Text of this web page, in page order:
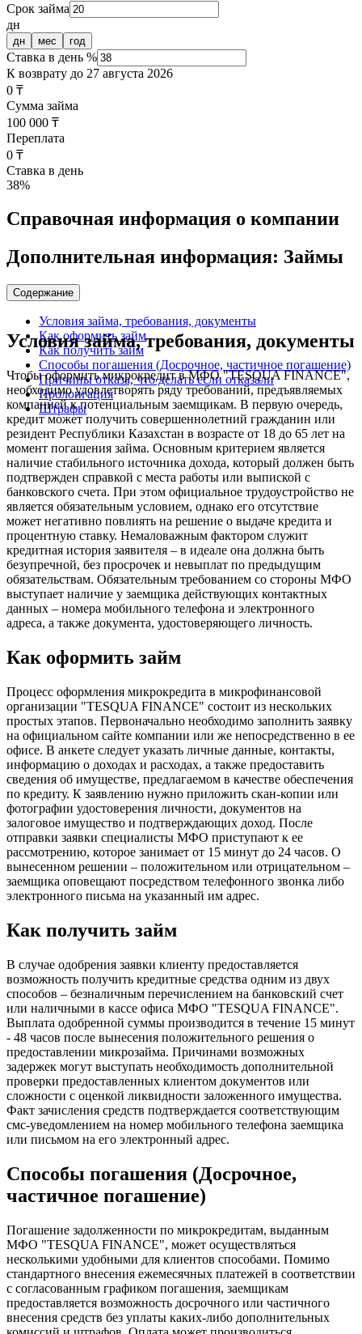
Срок займа
дн
дн мес год
Ставка в день %
К возврату до 27 августа 2026
0 ₸
Сумма займа
100 000 ₸
Переплата
0 ₸
Ставка в день
38%
Справочная информация о компании
Дополнительная информация: Займы
Содержание
Условия займа, требования, документы
Как оформить займ
Как получить займ
Способы погашения (Досрочное, частичное погашение)
Причины отказа, что делать если отказали
Пролонгация
Штрафы
Условия займа, требования, документы
Чтобы оформить микрокредит в МФО "TESQUA FINANCE",
необходимо удовлетворять ряду требований, предъявляемых
компанией к потенциальным заемщикам. В первую очередь,
кредит может получить совершеннолетний гражданин или
резидент Республики Казахстан в возрасте от 18 до 65 лет на
момент погашения займа. Основным критерием является
наличие стабильного источника дохода, который должен быть
подтвержден справкой с места работы или выпиской с
банковского счета. При этом официальное трудоустройство не
является обязательным условием, однако его отсутствие
может негативно повлиять на решение о выдаче кредита и
процентную ставку. Немаловажным фактором служит
кредитная история заявителя – в идеале она должна быть
безупречной, без просрочек и невыплат по предыдущим
обязательствам. Обязательным требованием со стороны МФО
выступает наличие у заемщика действующих контактных
данных – номера мобильного телефона и электронного
адреса, а также документа, удостоверяющего личность.
Как оформить займ
Процесс оформления микрокредита в микрофинансовой
организации "TESQUA FINANCE" состоит из нескольких
простых этапов. Первоначально необходимо заполнить заявку
на официальном сайте компании или же непосредственно в ее
офисе. В анкете следует указать личные данные, контакты,
информацию о доходах и расходах, а также предоставить
сведения об имуществе, предлагаемом в качестве обеспечения
по кредиту. К заявлению нужно приложить скан-копии или
фотографии удостоверения личности, документов на
залоговое имущество и подтверждающих доход. После
отправки заявки специалисты МФО приступают к ее
рассмотрению, которое занимает от 15 минут до 24 часов. О
вынесенном решении – положительном или отрицательном –
заемщика оповещают посредством телефонного звонка либо
электронного письма на указанный им адрес.
Как получить займ
В случае одобрения заявки клиенту предоставляется
возможность получить кредитные средства одним из двух
способов – безналичным перечислением на банковский счет
или наличными в кассе офиса МФО "TESQUA FINANCE".
Выплата одобренной суммы производится в течение 15 минут
- 48 часов после вынесения положительного решения о
предоставлении микрозайма. Причинами возможных
задержек могут выступать необходимость дополнительной
проверки предоставленных клиентом документов или
сложности с оценкой ликвидности заложенного имущества.
Факт зачисления средств подтверждается соответствующим
смс-уведомлением на номер мобильного телефона заемщика
или письмом на его электронный адрес.
Способы погашения (Досрочное,
частичное погашение)
Погашение задолженности по микрокредитам, выданным
МФО "TESQUA FINANCE", может осуществляться
несколькими удобными для клиентов способами. Помимо
стандартного внесения ежемесячных платежей в соответствии
с согласованным графиком погашения, заемщикам
предоставляется возможность досрочного или частичного
внесения средств без уплаты каких-либо дополнительных